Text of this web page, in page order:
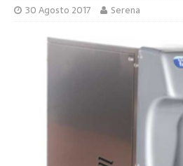
30 Agosto 2017 Serena